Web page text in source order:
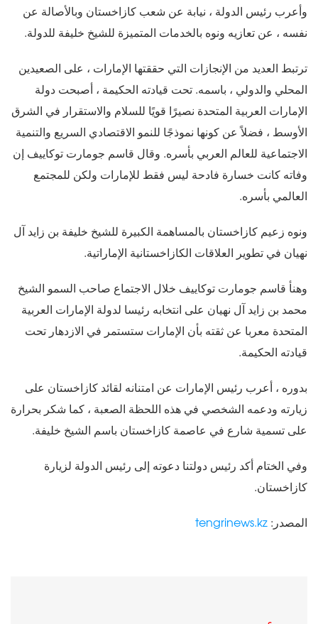
وأعرب رئيس الدولة ، نيابة عن شعب كازاخستان وبالأصالة عن
نفسه ، عن تعازيه ونوه بالخدمات المتميزة للشيخ خليفة للدولة.
ترتبط العديد من الإنجازات التي حققتها الإمارات ، على الصعيدين
المحلي والدولي ، باسمه. تحت قيادته الحكيمة ، أصبحت دولة
الإمارات العربية المتحدة نصيرًا قويًا للسلام والاستقرار في الشرق
الأوسط ، فضلاً عن كونها نموذجًا للنمو الاقتصادي السريع والتنمية
الاجتماعية للعالم العربي بأسره. وقال قاسم جومارت توكاييف إن
وفاته كانت خسارة فادحة ليس فقط للإمارات ولكن للمجتمع
العالمي بأسره.
ونوه زعيم كازاخستان بالمساهمة الكبيرة للشيخ خليفة بن زايد آل
نهيان في تطوير العلاقات الكازاخستانية الإماراتية.
وهنأ قاسم جومارت توكاييف خلال الاجتماع صاحب السمو الشيخ
محمد بن زايد آل نهيان على انتخابه رئيسا لدولة الإمارات العربية
المتحدة معربا عن ثقته بأن الإمارات ستستمر في الازدهار تحت
قيادته الحكيمة.
بدوره ، أعرب رئيس الإمارات عن امتنانه لقائد كازاخستان على
زيارته ودعمه الشخصي في هذه اللحظة الصعبة ، كما شكر بحرارة
على تسمية شارع في عاصمة كازاخستان باسم الشيخ خليفة.
وفي الختام أكد رئيس دولتنا دعوته إلى رئيس الدولة لزيارة
كازاخستان.
المصدر: tengrinews.kz